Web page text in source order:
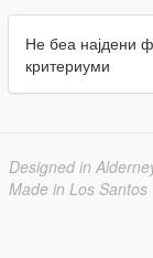
Не беа најдени
критериуми
Designed in
Made in Los Santos